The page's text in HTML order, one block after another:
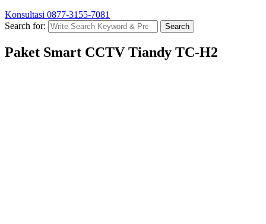
Konsultasi 0877-3155-7081
Search for:
Search
Paket Smart CCTV Tiandy TC-H2